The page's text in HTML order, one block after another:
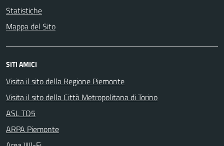
Statistiche
Mappa del Sito
SITI AMICI
Visita il sito della Regione Piemonte
Visita il sito della Città Metropolitana di Torino
ASL TO5
ARPA Piemonte